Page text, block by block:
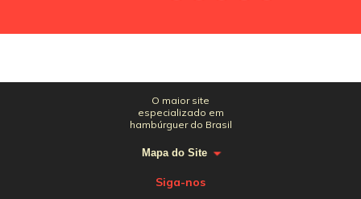
O maior site
especializado em
hambúrguer do Brasil
Mapa do Site
Siga-nos